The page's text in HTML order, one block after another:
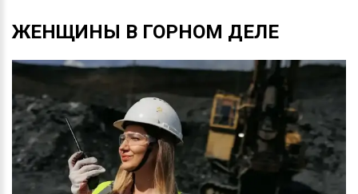
ЖЕНЩИНЫ В ГОРНОМ ДЕЛЕ